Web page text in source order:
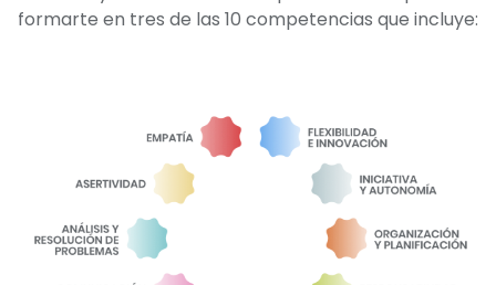
formarte en tres de las 10 competencias que incluye: